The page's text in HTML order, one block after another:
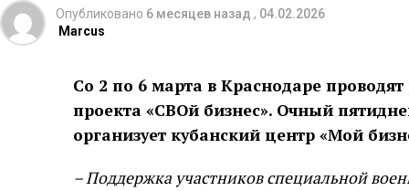
Опубликовано 6 месяцев назад , 04.02.2026
Marcus
Со 2 по 6 марта в Краснодаре
проекта «СВОй бизнес». Очный
организует кубанский центр «Мой
– Поддержка участников специальной